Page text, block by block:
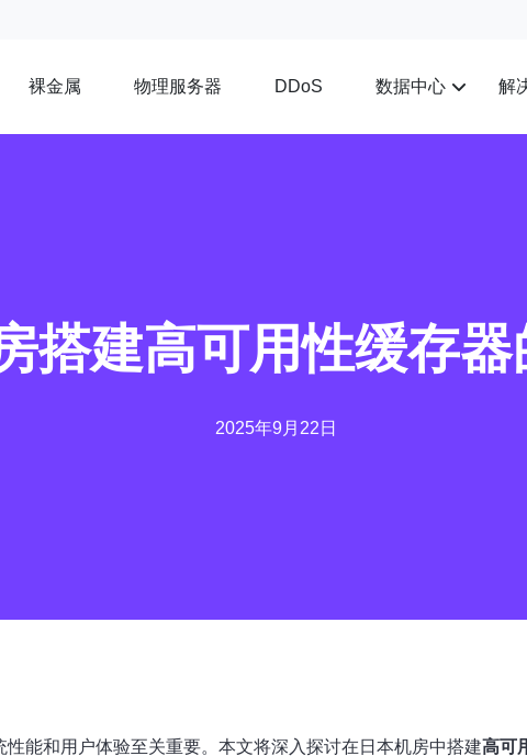
裸金属 物理服务器 DDoS 数据中心 解
搭建高可用性缓存
2025年9月22日
能和用户体验至关重要。本文将深入探讨在日本机房中搭建高可